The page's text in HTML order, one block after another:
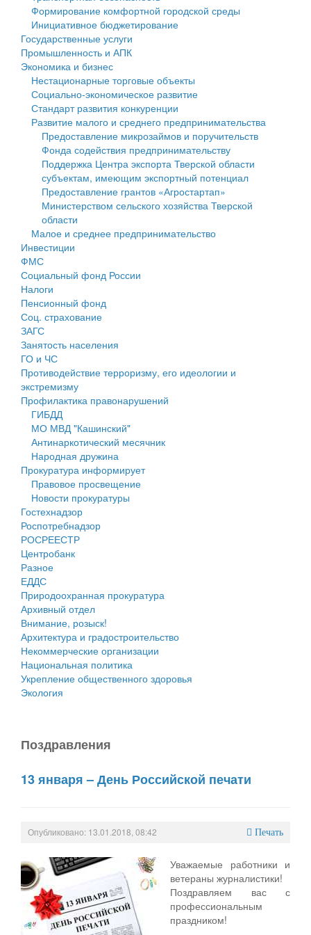
Государственные услуги
Промышленность и АПК
Экономика и бизнес
Символика
Устав
Гостям округа
Туризм
Культура
Образование
Здравоохранение
Социальная защита
Фотоальбом
муниципального округа Тверской области
Администрация Кашинского муниципального округа
Тверской области
Управление сельскими территориями
Открытые данные
Работа с обращениями граждан
Муниципальный контроль
Муниципальные услуги
Проекты административных регламентов
Антимонопольный комплаенс
Противодействие коррупции
Финансовое управление
Бюджет для граждан
Имущество
Выявление правообладателей ранее учтенных
объектов недвижимости
Имущественная поддержка субъектов малого и
среднего предпринимательства
Информационная поддержка субъектов малого и
среднего предпринимательства
Муниципальные программы
Контрольно-счетная палата
Персональные данные
Оценка регулирующего воздействия
Деятельность МУ
Нормативы градостроительного проектирования
Правила землепользования и застройки
Генеральные планы
Проекты планировки территории
Собрание депутатов
Городское поселение
Сельские поселения
Формирование комфортной городской среды
Инициативное бюджетирование
Государственные услуги
Промышленность и АПК
Экономика и бизнес
Нестационарные торговые объекты
Социально-экономическое развитие
Стандарт развития конкуренции
Развитие малого и среднего предпринимательства
Предоставление микрозаймов и поручительств
Фонда содействия предпринимательству
Поддержка Центра экспорта Тверской области
субъектам, имеющим экспортный потенциал
Предоставление грантов «Агростартап»
Министерством сельского хозяйства Тверской
области
Малое и среднее предпринимательство
Инвестиции
ФМС
Социальный фонд России
Налоги
Пенсионный фонд
Соц. страхование
ЗАГС
Занятость населения
ГО и ЧС
Противодействие терроризму, его идеологии и
экстремизму
Профилактика правонарушений
ГИБДД
МО МВД "Кашинский"
Антинаркотический месячник
Народная дружина
Прокуратура информирует
Правовое просвещение
Новости прокуратуры
Гостехнадзор
Роспотребнадзор
РОСРЕЕСТР
Центробанк
Разное
ЕДДС
Природоохранная прокуратура
Архивный отдел
Внимание, розыск!
Архитектура и градостроительство
Некоммерческие организации
Национальная политика
Укрепление общественного здоровья
Экология
Поздравления
13 января – День Российской печати
Опубликовано: 13.01.2018, 08:42 Печать
Уважаемые работники и
ветераны журналистики!
Поздравляем вас с
профессиональным
праздником!